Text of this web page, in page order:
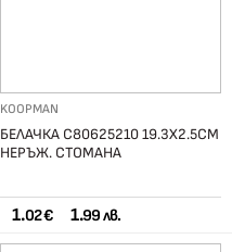
KOOPMAN
БЕЛАЧКА C80625210 19.3Х2.5СМ
НЕРЪЖ. СТОМАНА
1.02 € 1.99 лв.